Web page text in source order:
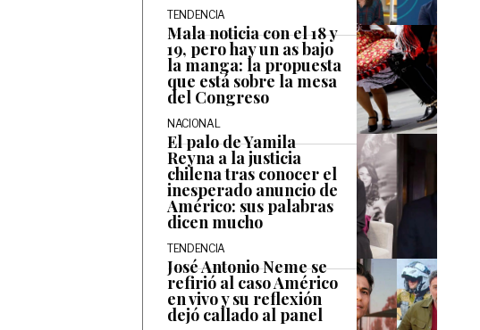
TENDENCIA
Mala noticia con el 18 y
19, pero hay un as bajo
la manga: la propuesta
que está sobre la mesa
del Congreso
NACIONAL
El palo de Yamila
Reyna a la justicia
chilena tras conocer el
inesperado anuncio de
Américo: sus palabras
dicen mucho
TENDENCIA
José Antonio Neme se
refirió al caso Américo
en vivo y su reflexión
dejó callado al panel